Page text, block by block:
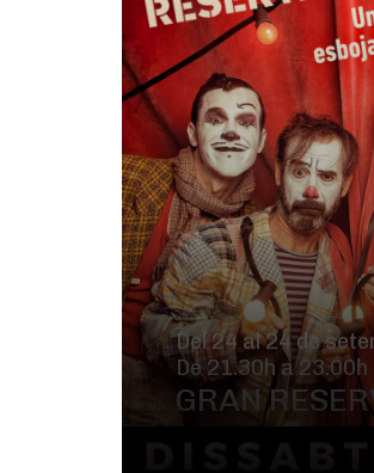
Del 24 al 24 de
De 21.30h a 23.00h
GRAN